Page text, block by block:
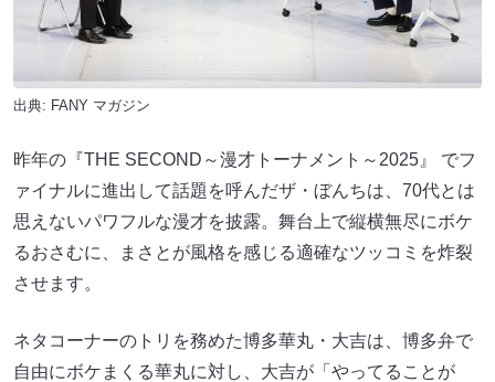
出典: FANY マガジン
昨年の『THE SECOND～漫才トーナメント～2025』 でフ
ァイナルに進出して話題を呼んだザ・ぼんちは、70代とは
思えないパワフルな漫才を披露。舞台上で縦横無尽にボケ
るおさむに、まさとが風格を感じる適確なツッコミを炸裂
させます。
ネタコーナーのトリを務めた博多華丸・大吉は、博多弁で
自由にボケまくる華丸に対し、大吉が「やってることが